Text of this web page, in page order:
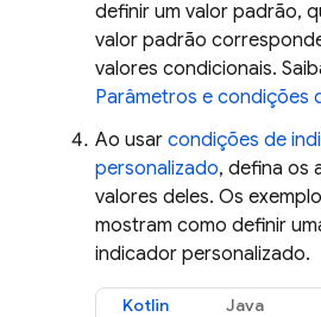
definir um valor padrão,
valor padrão
valores condicionais.
Parâmetros e condições
Ao usar condições de
personalizado, defina os
valores deles. Os
mostram como definir
indicador personalizado.
Kotlin Java